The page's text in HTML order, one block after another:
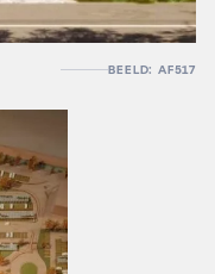
BEELD: AF517